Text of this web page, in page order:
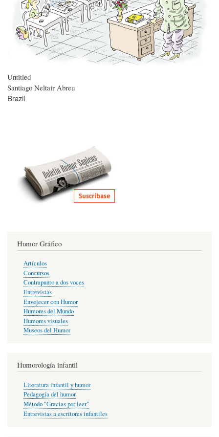
Untitled
Santiago Neltair Abreu
Brazil
Humor Gráfico
Artículos
Concursos
Contrapunto a dos voces
Entrevistas
Envejecer con Humor
Humores del Mundo
Humores visuales
Museos del Humor
Humorología infantil
Literatura infantil y humor
Pedagogía del humor
Método "Gracias por leer"
Entrevistas a escritores infantiles